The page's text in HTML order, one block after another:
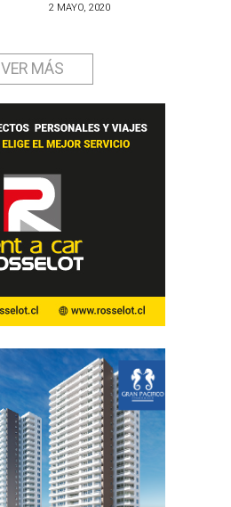
2 MAYO, 2020
VER MÁS